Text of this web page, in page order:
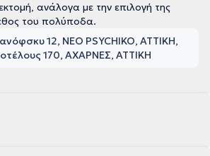
ανάλογα με την επιλογή της
του πολύποδα.
12, NEO PSYCHIKO, ΑΤΤΙΚΗ
170, ΑΧΑΡΝΕΣ, ΑΤΤΙΚΗ